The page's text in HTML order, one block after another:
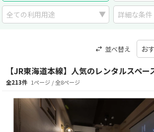
詳細な条件
並べ替え
【JR東海道本線】人気のレンタルスペー
全213件 1ページ / 全8ページ